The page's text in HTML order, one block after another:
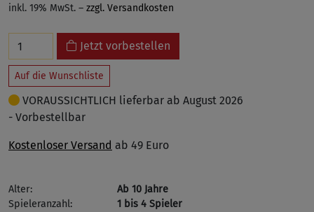
inkl. 19% MwSt. – zzgl. Versandkosten
Jetzt vorbestellen
Auf die Wunschliste
VORAUSSICHTLICH lieferbar ab August 2026
- Vorbestellbar
Kostenloser Versand ab 49 Euro
Alter:
Ab 10 Jahre
Spieleranzahl:
1 bis 4 Spieler